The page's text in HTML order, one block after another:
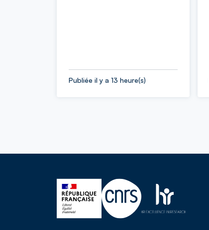
Publiée il y a 13 heure(s)